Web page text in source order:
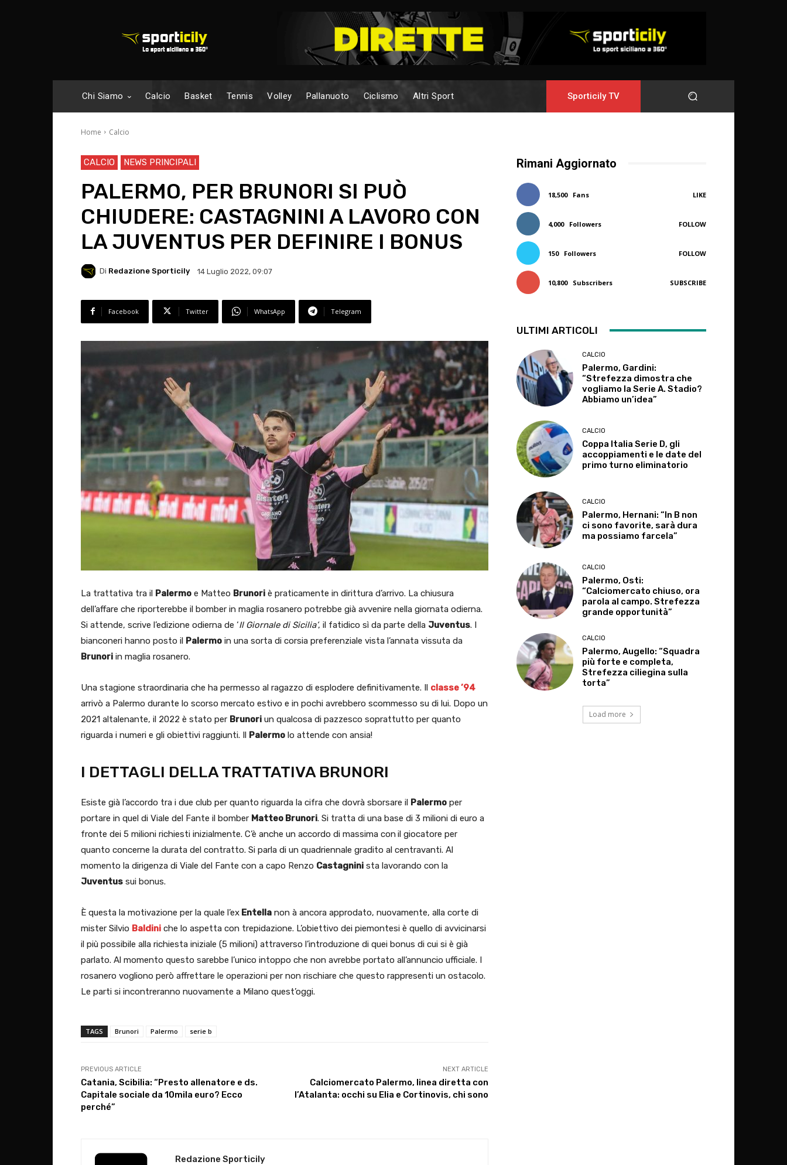
Chi Siamo Calcio Basket Tennis Volley Pallanuoto Ciclismo Altri Sport Sporticily TV
Home Calcio
CALCIO NEWS PRINCIPALI
PALERMO, PER BRUNORI SI PUÒ
CHIUDERE: CASTAGNINI A LAVORO CON
LA JUVENTUS PER DEFINIRE I BONUS
Di Redazione Sporticily 14 Luglio 2022, 09:07
Facebook Twitter WhatsApp Telegram
La trattativa tra il Palermo e Matteo Brunori è praticamente in dirittura d’arrivo. La chiusura
dell’affare che riporterebbe il bomber in maglia rosanero potrebbe già avvenire nella giornata odierna.
Si attende, scrive l’edizione odierna de ‘Il Giornale di Sicilia’, il fatidico sì da parte della Juventus. I
bianconeri hanno posto il Palermo in una sorta di corsia preferenziale vista l’annata vissuta da
Brunori in maglia rosanero.
Una stagione straordinaria che ha permesso al ragazzo di esplodere definitivamente. Il classe ’94
arrivò a Palermo durante lo scorso mercato estivo e in pochi avrebbero scommesso su di lui. Dopo un
2021 altalenante, il 2022 è stato per Brunori un qualcosa di pazzesco soprattutto per quanto
riguarda i numeri e gli obiettivi raggiunti. Il Palermo lo attende con ansia!
I DETTAGLI DELLA TRATTATIVA BRUNORI
Esiste già l’accordo tra i due club per quanto riguarda la cifra che dovrà sborsare il Palermo per
portare in quel di Viale del Fante il bomber Matteo Brunori. Si tratta di una base di 3 milioni di euro a
fronte dei 5 milioni richiesti inizialmente. C’è anche un accordo di massima conil giocatore per
quanto concerne la durata del contratto. Si parla di un quadriennale gradito al centravanti. Al
momento la dirigenza di Viale del Fante con a capo Renzo Castagnini sta lavorando con la
Juventus sui bonus.
È questa la motivazione per la quale l’ex Entella non à ancora approdato, nuovamente, alla corte di
mister Silvio Baldini che lo aspetta con trepidazione. L’obiettivo dei piemontesi è quello di avvicinarsi
il più possibile alla richiesta iniziale (5 milioni) attraverso l’introduzione di quei bonus di cui si è già
parlato. Al momento questo sarebbe l’unico intoppo che non avrebbe portato all’annuncio ufficiale. I
rosanero vogliono però affrettare le operazioni per non rischiare che questo rappresenti un ostacolo.
Le parti si incontreranno nuovamente a Milano quest’oggi.
TAGS Brunori Palermo serie b
PREVIOUS ARTICLE
Catania, Scibilia: “Presto allenatore e ds.
Capitale sociale da 10mila euro? Ecco
perché”
NEXT ARTICLE
Calciomercato Palermo, linea diretta con
l’Atalanta: occhi su Elia e Cortinovis, chi sono
Redazione Sporticily
Rimani Aggiornato
18,500 Fans LIKE
4,000 Followers FOLLOW
150 Followers FOLLOW
10,800 Subscribers SUBSCRIBE
ULTIMI ARTICOLI
CALCIO
Palermo, Gardini:
“Strefezza dimostra che
vogliamo la Serie A. Stadio?
Abbiamo un’idea”
CALCIO
Coppa Italia Serie D, gli
accoppiamenti e le date del
primo turno eliminatorio
CALCIO
Palermo, Hernani: “In B non
ci sono favorite, sarà dura
ma possiamo farcela”
CALCIO
Palermo, Osti:
“Calciomercato chiuso, ora
parola al campo. Strefezza
grande opportunità”
CALCIO
Palermo, Augello: “Squadra
più forte e completa,
Strefezza ciliegina sulla
torta”
Load more